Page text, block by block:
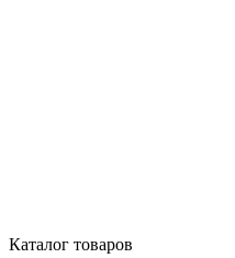
Каталог товаров